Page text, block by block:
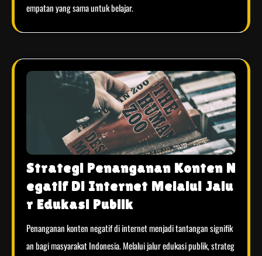
empatan yang sama untuk belajar.
Strategi Penanganan Konten N
egatif Di Internet Melalui Jalu
r Edukasi Publik
Penanganan konten negatif di internet menjadi tantangan signifik
an bagi masyarakat Indonesia. Melalui jalur edukasi publik, strateg